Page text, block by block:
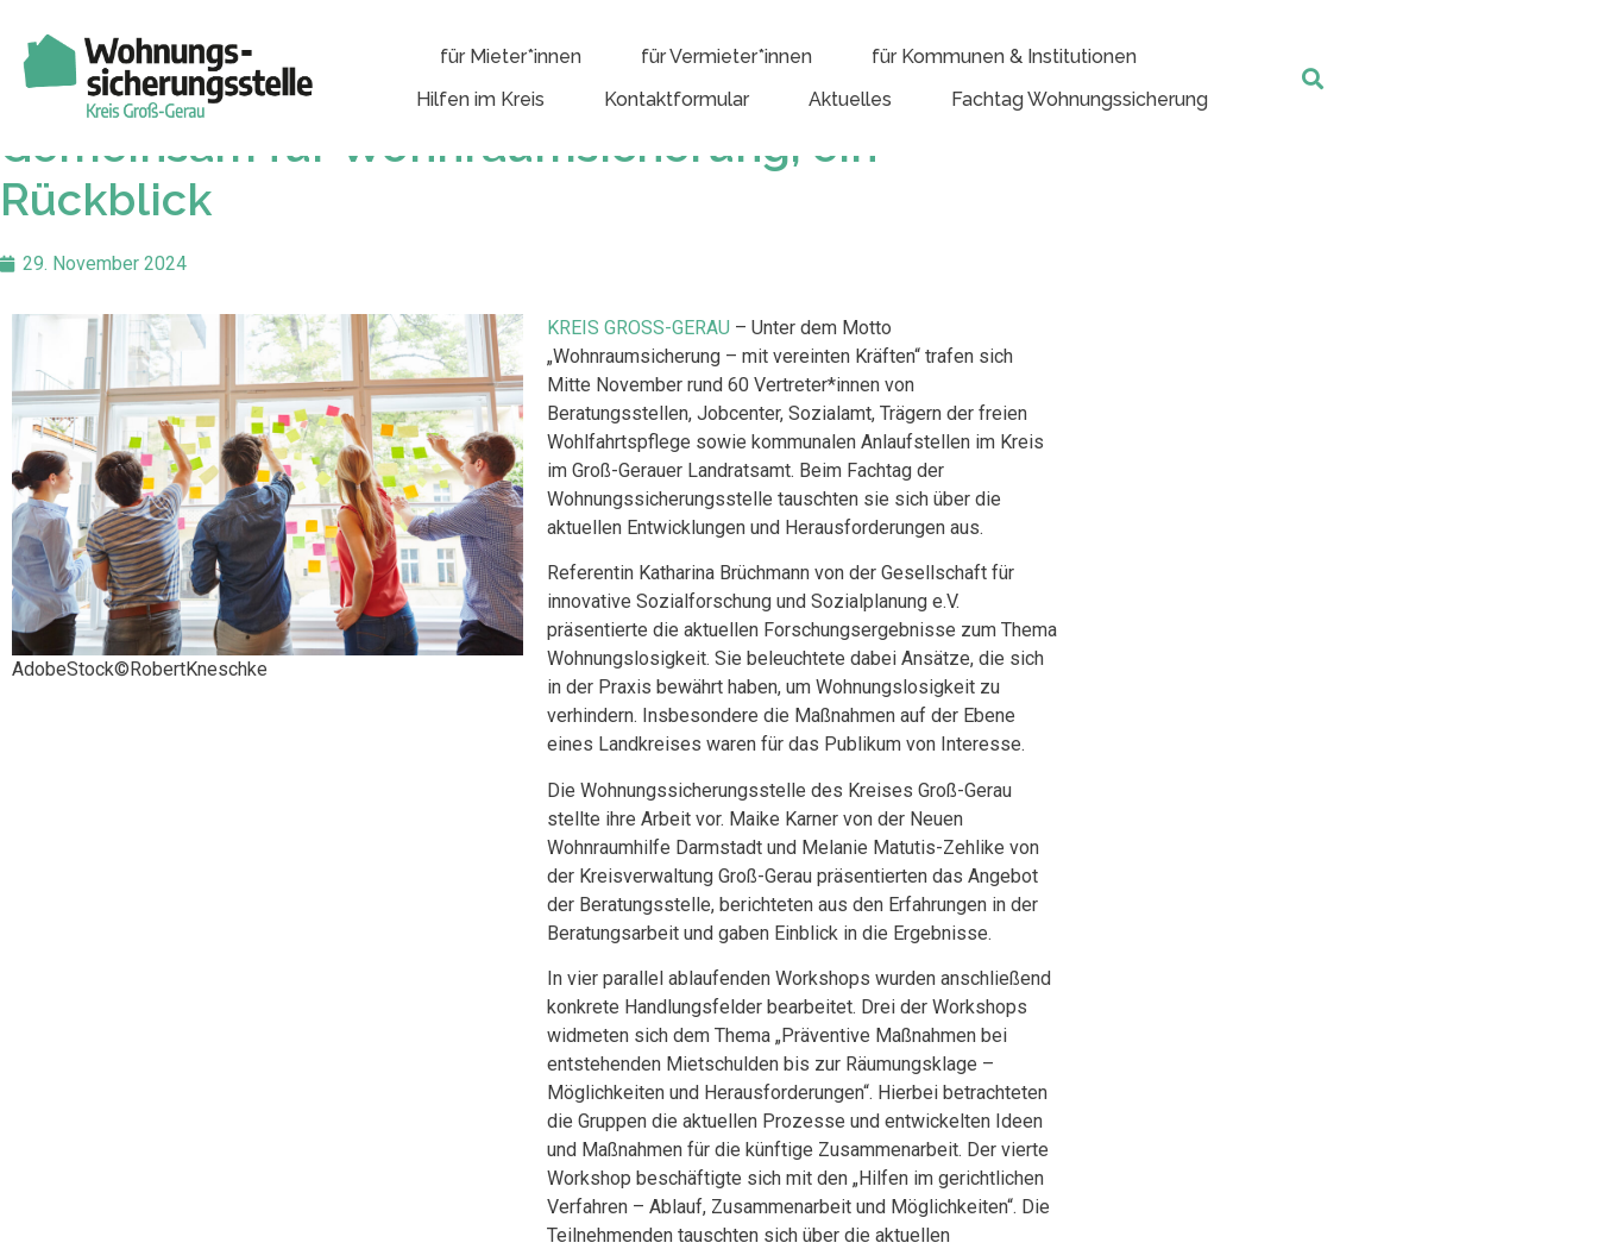
für Mieter*innen für Vermieter*innen
für Kommunen & Institutionen
Hilfen im Kreis
Kontaktformular Aktuelles Fachtag Wohnungssicherung
Gemeinsam für Wohnraumsicherung, ein
Rückblick
29. November 2024
AdobeStock©RobertKneschke
KREIS GROSS-GERAU – Unter dem Motto
„Wohnraumsicherung – mit vereinten Kräften“ trafen sich
Mitte November rund 60 Vertreter*innen von
Beratungsstellen, Jobcenter, Sozialamt, Trägern der freien
Wohlfahrtspflege sowie kommunalen Anlaufstellen im Kreis
im Groß-Gerauer Landratsamt. Beim Fachtag der
Wohnungssicherungsstelle tauschten sie sich über die
aktuellen Entwicklungen und Herausforderungen aus.
Referentin Katharina Brüchmann von der Gesellschaft für
innovative Sozialforschung und Sozialplanung e.V.
präsentierte die aktuellen Forschungsergebnisse zum Thema
Wohnungslosigkeit. Sie beleuchtete dabei Ansätze, die sich
in der Praxis bewährt haben, um Wohnungslosigkeit zu
verhindern. Insbesondere die Maßnahmen auf der Ebene
eines Landkreises waren für das Publikum von Interesse.
Die Wohnungssicherungsstelle des Kreises Groß-Gerau
stellte ihre Arbeit vor. Maike Karner von der Neuen
Wohnraumhilfe Darmstadt und Melanie Matutis-Zehlike von
der Kreisverwaltung Groß-Gerau präsentierten das Angebot
der Beratungsstelle, berichteten aus den Erfahrungen in der
Beratungsarbeit und gaben Einblick in die Ergebnisse.
In vier parallel ablaufenden Workshops wurden anschließend
konkrete Handlungsfelder bearbeitet. Drei der Workshops
widmeten sich dem Thema „Präventive Maßnahmen bei
entstehenden Mietschulden bis zur Räumungsklage –
Möglichkeiten und Herausforderungen“. Hierbei betrachteten
die Gruppen die aktuellen Prozesse und entwickelten Ideen
und Maßnahmen für die künftige Zusammenarbeit. Der vierte
Workshop beschäftigte sich mit den „Hilfen im gerichtlichen
Verfahren – Ablauf, Zusammenarbeit und Möglichkeiten“. Die
Teilnehmenden tauschten sich über die aktuellen